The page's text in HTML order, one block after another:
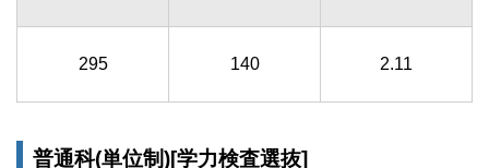
295 140 2.11
普通科(単位制)[学力検査選抜]